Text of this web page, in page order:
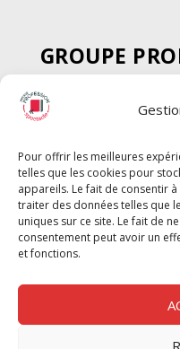
Pour offrir les meilleures
telles que les cookies pour
appareils. Le fait de consentir
traiter des données telles que
uniques sur ce site. Le fait de
consentement peut avoir un
et fonctions.
GROUPE
SPECTACLE
Chèque
Chèque Compta
Chèque Emploi
G-Pods
Profession Audio-